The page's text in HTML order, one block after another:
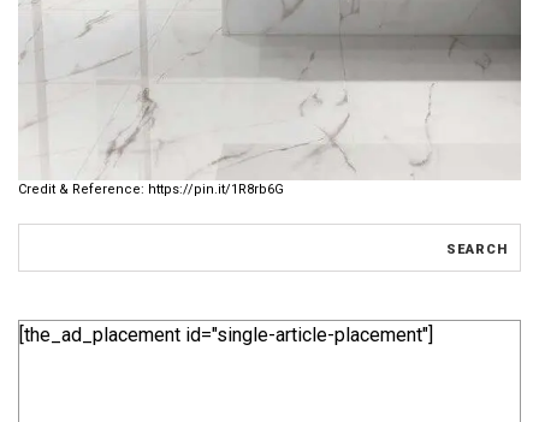
https://pin.it/1R8rb6G
[the_ad_placement id="single-article-placement"]